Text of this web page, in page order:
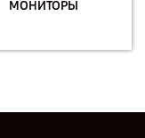
МОНИТОРЫ